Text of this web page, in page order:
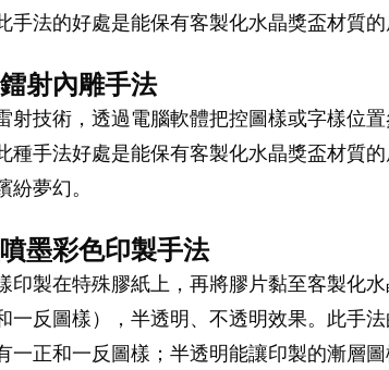
手法的好處是能保有客製化水晶獎盃材質
射內雕手法
射技術，透過電腦軟體把控圖樣或字樣位
種手法好處是能保有客製化水晶獎盃材質
紛夢幻。
墨彩色印製手法
印製在特殊膠紙上，再將膠片黏至客製化
一反圖樣），半透明、不透明效果。此手
一正和一反圖樣；半透明能讓印製的漸層